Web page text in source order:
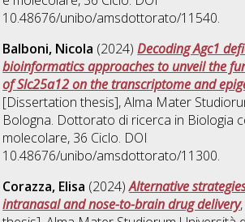
10.48676/unibo/amsdottorato/11540.
Balboni, Nicola (2024)Decoding Agc1
bioinformatics approaches to unveil the
of Slc25a12 on the transcriptome and
[Dissertation thesis], Alma Mater
Bologna. Dottorato di ricerca in Biologia
molecolare, 36 Ciclo. DOI
10.48676/unibo/amsdottorato/11300.
Corazza, Elisa (2024)Alternative
intranasal and nose-to-brain drug delivery